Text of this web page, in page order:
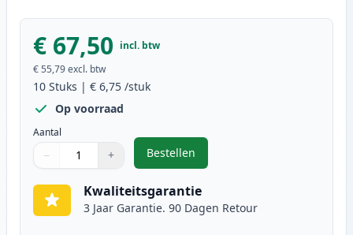
€ 67,50 incl. btw
€ 55,79excl. btw
10 Stuks | € 6,75 /stuk
Op voorraad
Aantal
Gebruik de knoppen om aan te passen
− +
1
Bestellen
,10 stuks Canon PGI-550XL &
Kwaliteitsgarantie
3 Jaar Garantie. 90 Dagen Retour